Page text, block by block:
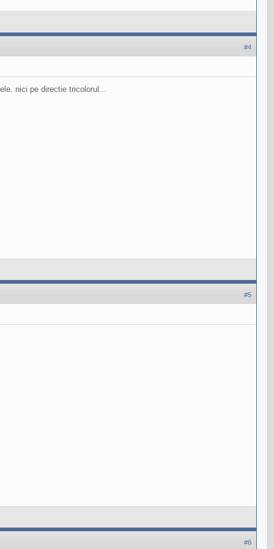
#4
pe directie tricolorul...
#5
#6